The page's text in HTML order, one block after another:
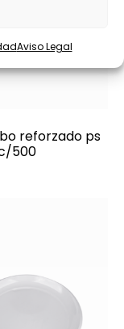
Aviso Legal
reforzado ps
500